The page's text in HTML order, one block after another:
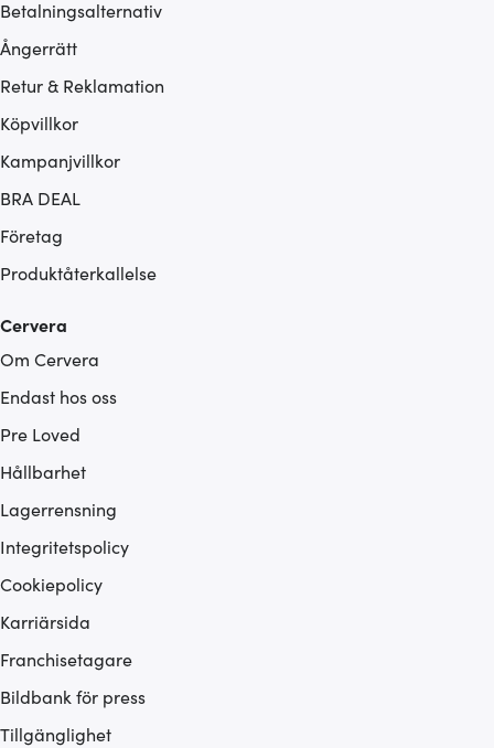
Betalningsalternativ
Ångerrätt
Retur & Reklamation
Köpvillkor
Kampanjvillkor
BRA DEAL
Företag
Produktåterkallelse
Cervera
Om Cervera
Endast hos oss
Pre Loved
Hållbarhet
Lagerrensning
Integritetspolicy
Cookiepolicy
Karriärsida
Franchisetagare
Bildbank för press
Tillgänglighet